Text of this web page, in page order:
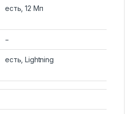
есть, 12 Мп
−
есть, Lightning